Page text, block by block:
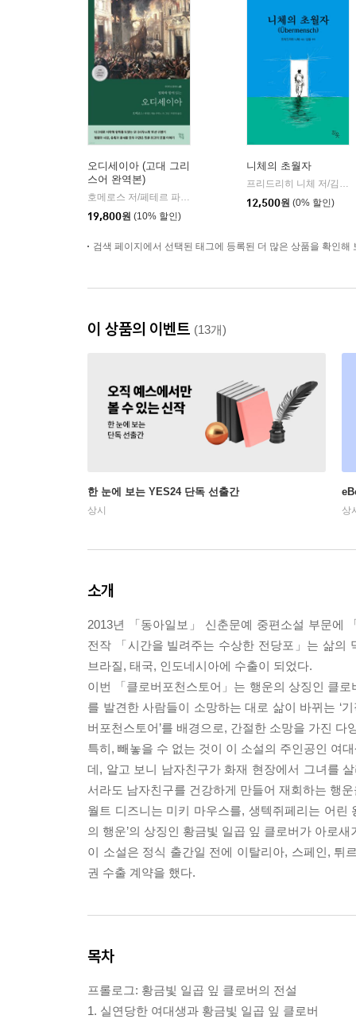
오디세이아 (고대 그리
스어 완역본)
| 현대지성
19,800원 (10% 할인)
니체의 초월자
12,500원 (0% 할인)
검색 페이지에서 선택된 태그에 등록된 더 많은 상품을 확인해
이 상품의 이벤트 (13개)
한 눈에 보는 YES24 단독 선출간
상시 상
소개
2013년 「동아일보」 신춘문예 중편소설 부문에
전작 「시간을 빌려주는 수상한 전당포」는 삶의
브라질, 태국, 인도네시아에 수출이 되었다.
이번 「클로버포천스토어」는 행운의 상징인 클
를 발견한 사람들이 소망하는 대로 삶이 바뀌는 ‘
버포천스토어’를 배경으로, 간절한 소망을 가진
특히, 빼놓을 수 없는 것이 이 소설의 주인공인 여
데, 알고 보니 남자친구가 화재 현장에서 그녀를
서라도 남자친구를 건강하게 만들어 재회하는 행
월트 디즈니는 미키 마우스를, 생텍쥐페리는 어린
의 행운’의 상징인 황금빛 일곱 잎 클로버가 아로새
이 소설은 정식 출간일 전에 이탈리아, 스페인, 튀
권 수출 계약을 했다.
목차
프롤로그: 황금빛 일곱 잎 클로버의 전설
1. 실연당한 여대생과 황금빛 일곱 잎 클로버